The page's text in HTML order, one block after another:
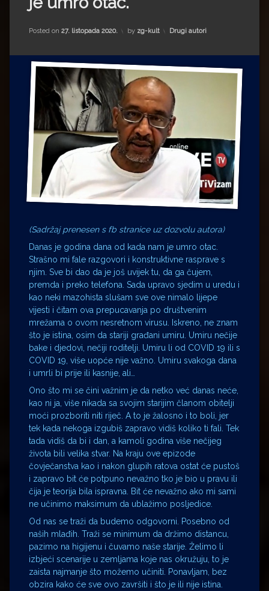
Impressum
Milenko Strižak
Drugi autori
Drugi autori
Matea Andrić
Ljiljana Lekanić-Kljaić
Željko Krznarić
Mario Lovreković
Miroslav Šantek
Posted on 27. listopada 2020. by zg-kult Kategorije:
Drugi autori
(Sadržaj prenesen s fb stranice uz dozvolu autora)
Danas je godina dana od kada nam je umro otac.
Strašno mi fale razgovori i konstruktivne rasprave s
njim. Sve bi dao da je još uvijek tu, da ga čujem,
premda i preko telefona. Sada upravo sjedim u uredu i
kao neki mazohista slušam sve ove nimalo lijepe
vijesti i čitam ova prepucavanja po društvenim
mrežama o ovom nesretnom virusu. Iskreno, ne znam
što je istina, osim da stariji građani umiru. Umiru nečije
bake i djedovi, nečiji roditelji. Umiru li od COVID 19 ili s
COVID 19, više uopće nije važno. Umiru svakoga dana
i umrli bi prije ili kasnije, ali…
Ono što mi se čini važnim je da netko već danas neće,
kao ni ja, više nikada sa svojim starijim članom obitelji
moći prozboriti niti riječ. A to je žalosno i to boli, jer
tek kada nekoga izgubiš zapravo vidiš koliko ti fali. Tek
tada vidiš da bi i dan, a kamoli godina više nečijeg
života bili velika stvar. Na kraju ove epizode
čovječanstva kao i nakon glupih ratova ostat će pustoš
i zapravo bit će potpuno nevažno tko je bio u pravu ili
čija je teorija bila ispravna. Bit će nevažno ako mi sami
ne učinimo maksimum da ublažimo posljedice.
Od nas se traži da budemo odgovorni. Posebno od
naših mlađih. Traži se minimum da držimo distancu,
pazimo na higijenu i čuvamo naše starije. Želimo li
izbjeći scenarije u zemljama koje nas okružuju, to je
zaista najmanje što možemo učiniti. Ponavljam, bez
obzira kako će sve ovo završiti i što je ili nije istina.